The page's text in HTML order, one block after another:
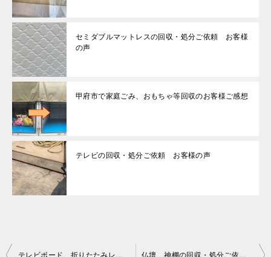
セミダブルマットレスの回収・処分ご依頼 お客様
の声
甲府市で家庭ごみ、おもちゃ等回収のお客様ご感想
テレビの回収・処分ご依頼 お客様の声
投